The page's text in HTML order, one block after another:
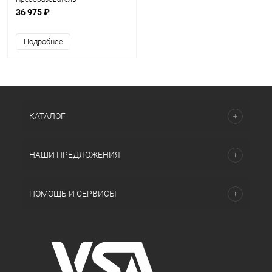
измерительный BIS-GLB-
36 975 ₽
Подробнее
КАТАЛОГ
НАШИ ПРЕДЛОЖЕНИЯ
ПОМОЩЬ И СЕРВИСЫ